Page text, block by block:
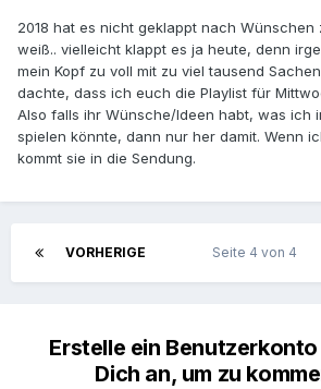
2018 hat es nicht geklappt nach
weiß.. vielleicht klappt es ja heute, denn
mein Kopf zu voll mit zu viel tausend
dachte, dass ich euch die Playlist für
Also falls ihr Wünsche/Ideen habt, was ich
spielen könnte, dann nur her damit. Wenn
kommt sie in die Sendung.
VORHERIGE Seite 4 von 4
Erstelle ein
Dich an, um zu